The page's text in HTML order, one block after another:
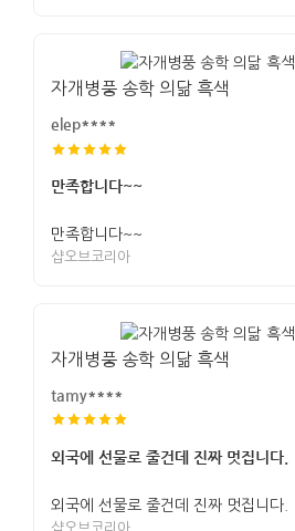
자개병풍 송학 의닮 흑색
elep****
만족합니다~~
만족합니다~~
샵오브코리아
자개병풍 송학 의닮 흑색
tamy****
외국에 선물로 줄건데 진짜 멋집니다.
외국에 선물로 줄건데 진짜 멋집니다.
샵오브코리아